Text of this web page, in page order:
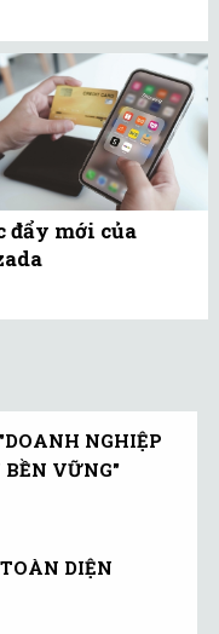
đẩy mới của
NGHIỆP
BỀN VỮNG"
DIỆN